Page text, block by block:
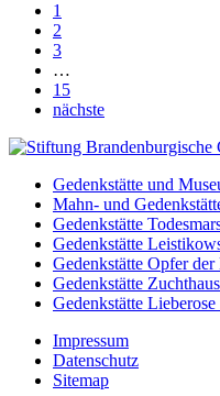
1
2
3
…
15
nächste
Gedenkstätte und
Mahn- und
Gedenkstätte
Gedenkstätte
Gedenkstätte Opfer
Gedenkstätte
Gedenkstätte
Impressum
Datenschutz
Sitemap